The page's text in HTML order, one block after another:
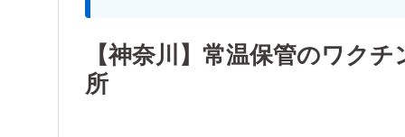
【神奈川】常温保管のワク
所